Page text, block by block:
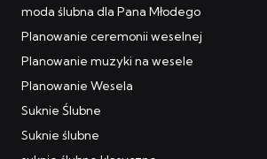
moda ślubna dla Pana Młodego
Planowanie ceremonii weselnej
Planowanie muzyki na wesele
Planowanie Wesela
Suknie Ślubne
Suknie ślubne